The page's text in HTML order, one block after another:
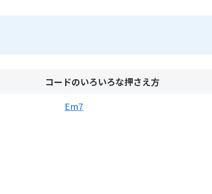
コードのいろいろな押さえ方
Em7